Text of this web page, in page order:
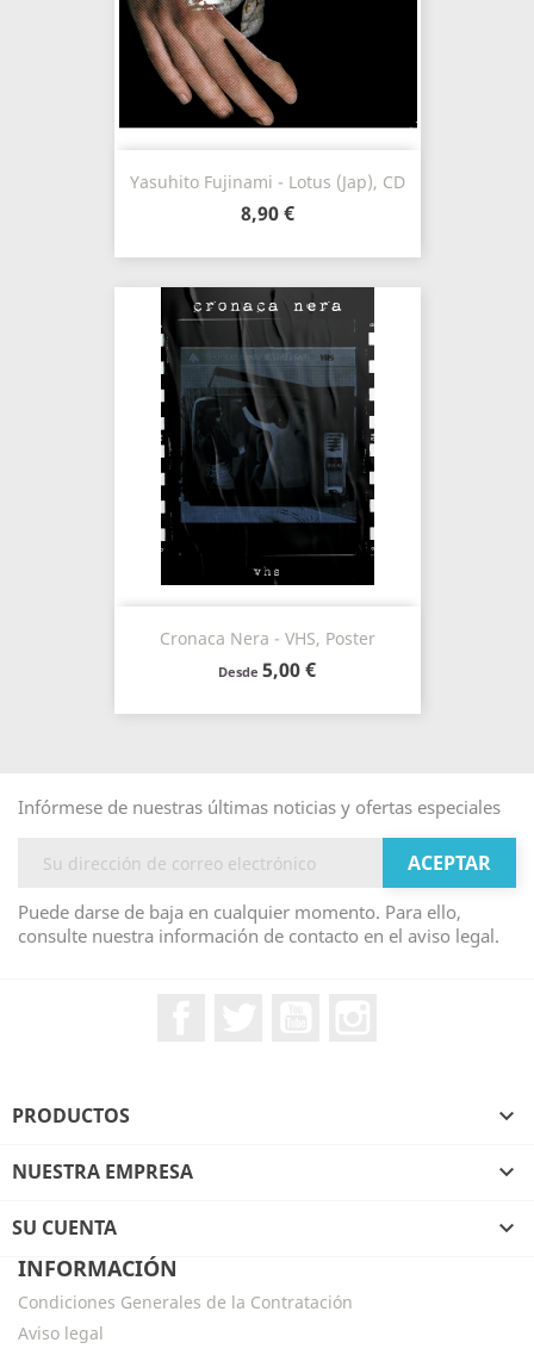
Yasuhito Fujinami - Lotus (Jap), CD
8,90 €
Cronaca Nera - VHS, Poster
Desde 5,00 €
Infórmese de nuestras últimas noticias y ofertas especiales
Puede darse de baja en cualquier momento. Para ello,
consulte nuestra información de contacto en el aviso legal.
PRODUCTOS 
NUESTRA EMPRESA 
SU CUENTA

INFORMACIÓN
Condiciones Generales de la Contratación
Aviso legal